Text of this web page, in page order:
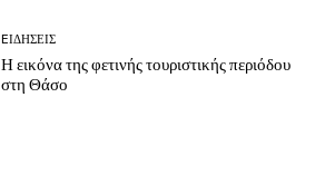
EΙΔΗΣΕΙΣ
Η εικόνα της φετινής τουριστικής περιόδου
στη Θάσο